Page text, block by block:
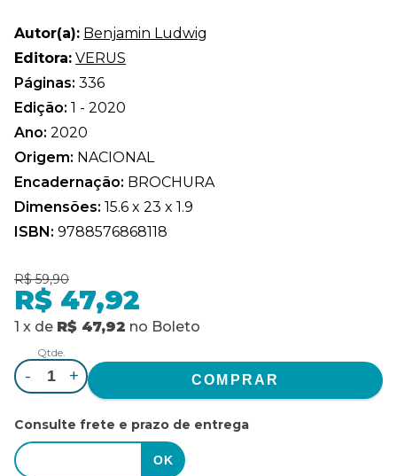
Autor(a): Benjamin Ludwig
Editora: VERUS
Páginas: 336
Edição: 1 - 2020
Ano: 2020
Origem: NACIONAL
Encadernação: BROCHURA
Dimensões: 15.6 x 23 x 1.9
ISBN: 9788576868118
R$ 59,90
R$ 47,92
1 x de R$ 47,92 no Boleto
Qtde.
- +
Consulte frete e prazo de entrega